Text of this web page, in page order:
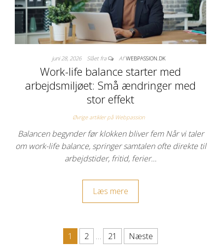
juni 28, 2026 Slået fra Af WEBPASSION.DK
Work-life balance starter med
arbejdsmiljøet: Små ændringer med
stor effekt
Øvrige artikler på Webpassion
Balancen begynder før klokken bliver fem Når vi taler
om work-life balance, springer samtalen ofte direkte til
arbejdstider, fritid, ferier…
Læs mere
Indlægsinddeling
1 2 … 21 Næste